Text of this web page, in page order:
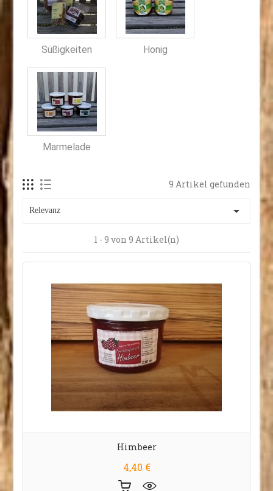
Süßigkeiten Honig
Marmelade
9 Artikel gefunden
Relevanz 
1 - 9 von 9 Artikel(n)
Himbeer
Preis
4,40 €